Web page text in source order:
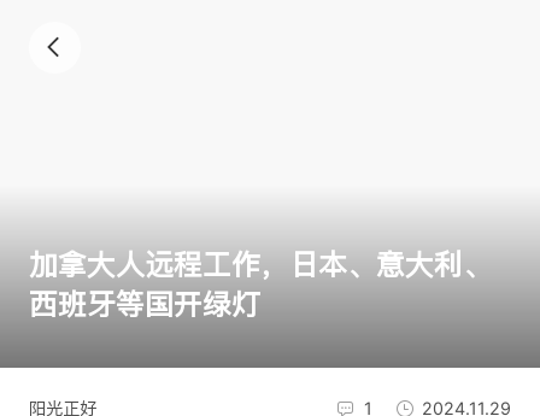
加拿大人远程工作，日本、意大利、
西班牙等国开绿灯
阳光正好 1 2024.11.29